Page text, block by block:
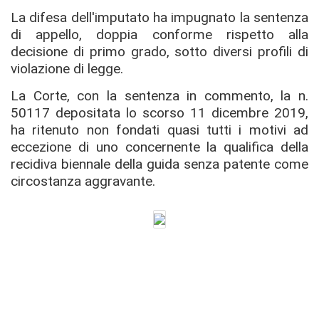
La difesa dell'imputato ha impugnato la sentenza
di appello, doppia conforme rispetto alla
decisione di primo grado, sotto diversi profili di
violazione di legge.
La Corte, con la sentenza in commento, la n.
50117 depositata lo scorso 11 dicembre 2019,
ha ritenuto non fondati quasi tutti i motivi ad
eccezione di uno concernente la qualifica della
recidiva biennale della guida senza patente come
circostanza aggravante.